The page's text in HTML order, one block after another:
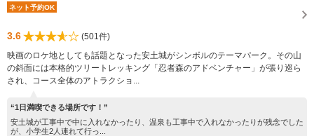
ネット予約OK
3.6
(501件)
映画のロケ地としても話題となった安土城がシンボルのテーマパーク。その山
の斜面には本格的ツリートレッキング「忍者森のアドベンチャー」が張り巡ら
され、コース全体のアトラクショ...
“1日満喫できる場所です！”
安土城が工事中で中に入れなかったり、温泉も工事中で入れなかったりが残念でした
が、小学生2人連れて行っ...